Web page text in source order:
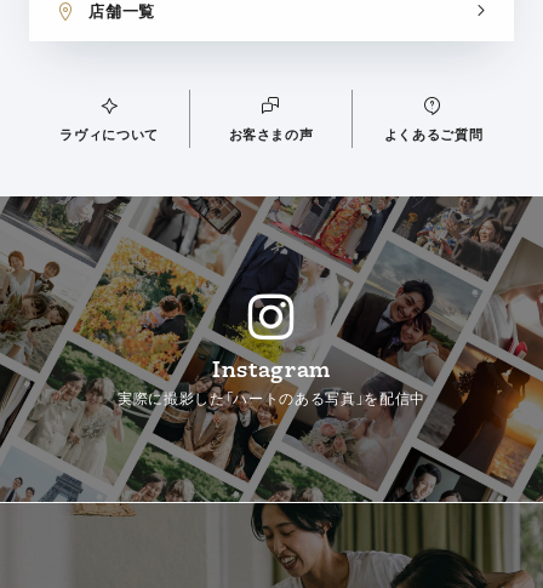
店舗一覧
ラヴィについて お客さまの声 よくあるご質問
Instagram
実際に撮影した「ハートのある写真」を配信中